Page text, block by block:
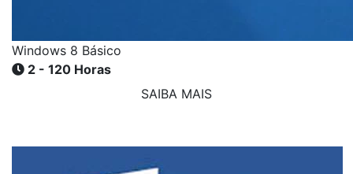
Windows 8 Básico
2 - 120 Horas
SAIBA MAIS